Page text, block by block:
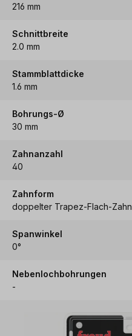
216 mm
Schnittbreite
2.0 mm
Stammblattdicke
1.6 mm
Bohrungs-Ø
30 mm
Zahnanzahl
40
Zahnform
doppelter Trapez-Flach-Zahn
Spanwinkel
0°
Nebenlochbohrungen
-